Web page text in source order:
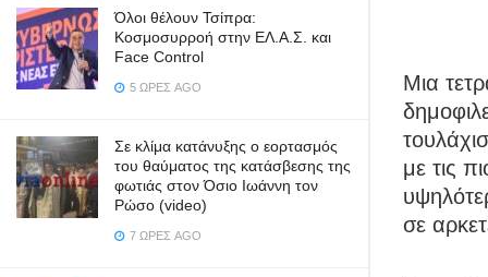
Όλοι θέλουν Τσίπρα:
Κοσμοσυρροή στην ΕΛ.Α.Σ. και
Face Control
5 ΏΡΕΣ AGO
Σε κλίμα κατάνυξης ο εορτασμός
του θαύματος της κατάσβεσης της
φωτιάς στον Όσιο Ιωάννη τον
Ρώσο (video)
7 ΏΡΕΣ AGO
Μια
με τις
σε